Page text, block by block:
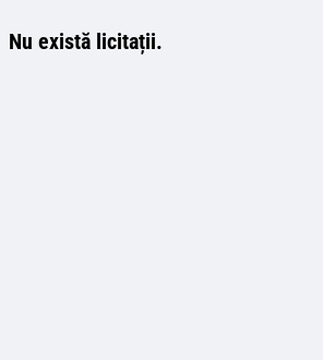
Nu există licitații.